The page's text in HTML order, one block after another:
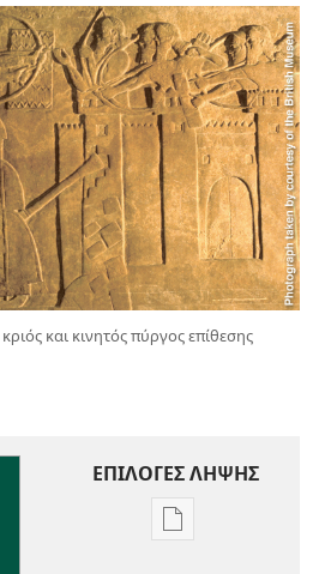
και κινητός πύργος επίθεσης
ΕΠΙΛΟΓΕΣ ΛΗΨΗΣ
Επιλογές